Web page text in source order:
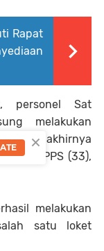
Rapat
personel Sat
melakukan
akhirnya
PPS (33),
melakukan
satu loket
×